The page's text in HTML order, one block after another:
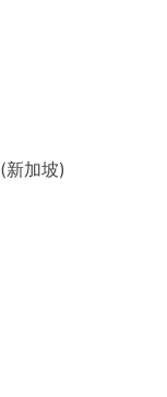
加坡)